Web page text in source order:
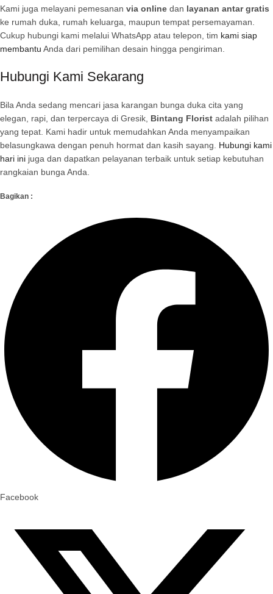
Kami juga melayani pemesanan via online dan layanan antar gratis
ke rumah duka, rumah keluarga, maupun tempat persemayaman.
Cukup hubungi kami melalui WhatsApp atau telepon, tim kami siap
membantu Anda dari pemilihan desain hingga pengiriman.
Hubungi Kami Sekarang
Bila Anda sedang mencari jasa karangan bunga duka cita yang
elegan, rapi, dan terpercaya di Gresik, Bintang Florist adalah pilihan
yang tepat. Kami hadir untuk memudahkan Anda menyampaikan
belasungkawa dengan penuh hormat dan kasih sayang. Hubungi kami
hari ini juga dan dapatkan pelayanan terbaik untuk setiap kebutuhan
rangkaian bunga Anda.
Bagikan :
Facebook